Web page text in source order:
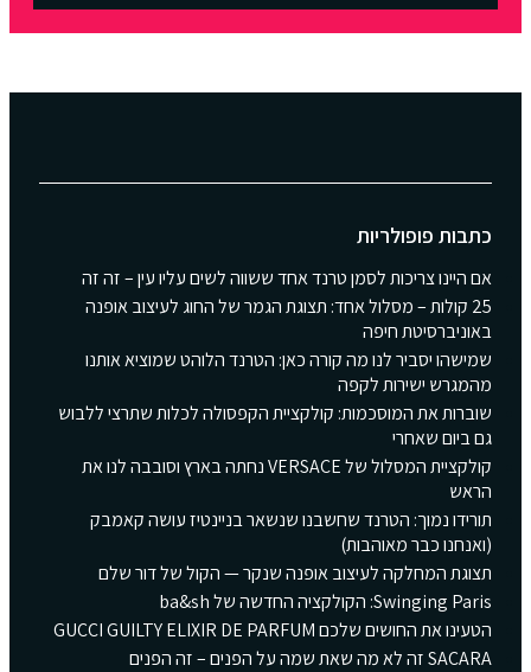
כתבות פופולריות
אם היינו צריכות לסמן טרנד אחד ששווה לשים עליו עין – זה זה
25 קולות – מסלול אחד: תצוגת הגמר של החוג לעיצוב אופנה
באוניברסיטת חיפה
שמישהו יסביר לנו מה קורה כאן: הטרנד הלוהט שמוציא אותנו
מהמגרש ישירות לקפה
שוברות את המוסכמות: קולקציית הקפסולה לכלות שתרצי ללבוש
גם ביום שאחרי
קולקציית המסלול של VERSACE נחתה בארץ וסובבה לנו את
הראש
תורידו נמוך: הטרנד שחשבנו שנשאר בניינטיז עושה קאמבק
(ואנחנו כבר מאוהבות)
תצוגת המחלקה לעיצוב אופנה שנקר — הקול של דור שלם
Swinging Paris: הקולקציה החדשה של ba&sh
הטעינו את החושים שלכם GUCCI GUILTY ELIXIR DE PARFUM
SACARA זה לא מה שאת שמה על הפנים – זה הפנים